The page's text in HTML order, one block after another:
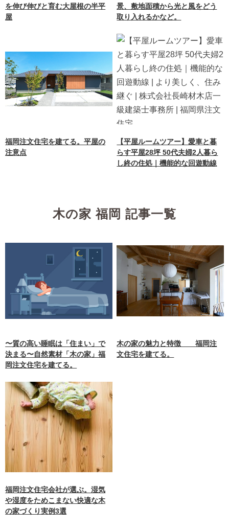
を伸び伸びと育む大屋根の半平
屋
景、敷地面積から光と風をどう
取り入れるかなど。
福岡注文住宅を建てる。平屋の
注意点
【平屋ルームツアー】愛車と暮
らす平屋28坪 50代夫婦2人暮ら
し終の住処｜機能的な回遊動線
木の家 福岡 記事一覧
〜質の高い睡眠は「住まい」で
決まる〜自然素材「木の家」福
岡注文住宅を建てる。
木の家の魅力と特徴 福岡注
文住宅を建てる。
福岡注文住宅会社が選ぶ。湿気
や湿度をためこまない快適な木
の家づくり実例3選